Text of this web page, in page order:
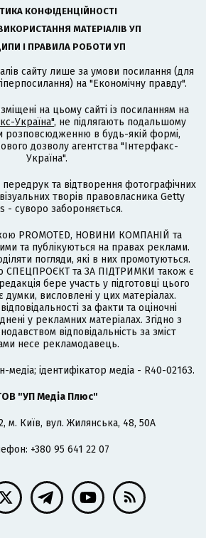
КОНФІДЕНЦІЙНОСТІ
МАТЕРІАЛІВ УП
І ПРАВИЛА РОБОТИ УП
сайту лише за умови посилання (для
на "Економічну правду".
на цьому сайті із посиланням на
Україна", не підлягають подальшому
розповсюдженню в будь-якій формі,
дозволу агентства "Інтерфакс-
Україна".
та відтворення фотографічних
творів правовласника Getty
- суворо забороняється.
PROMOTED, НОВИНИ КОМПАНІЙ та
та публікуються на правах реклами.
погляди, які в них промотуються.
СПЕЦПРОЄКТ та ЗА ПІДТРИМКИ також є
бере участь у підготовці цього
думки, висловлені у цих матеріалах.
за факти та оціночні
у рекламних матеріалах. Згідно з
відповідальність за зміст
несе рекламодавець.
медіа; ідентифікатор медіа - R40-02163.
"УП Медіа Плюс"
м. Київ, вул. Жилянська, 48, 50А
+380 95 641 22 07